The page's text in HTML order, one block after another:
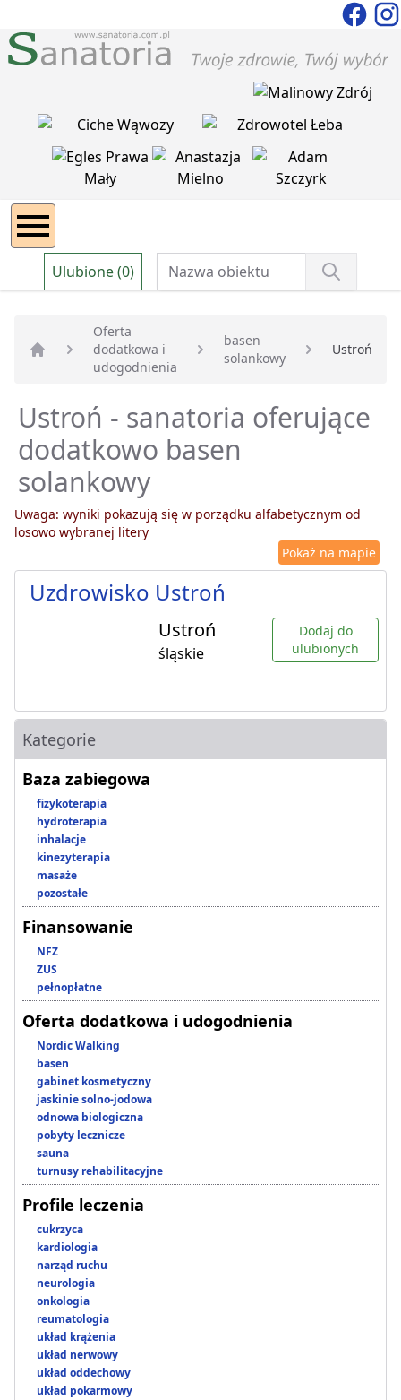
Ulubione (0)
Strona główna
Oferta
dodatkowa i
udogodnienia
basen
solankowy
Ustroń
Ustroń - sanatoria oferujące
dodatkowo basen
solankowy
Uwaga: wyniki pokazują się w porządku alfabetycznym od
losowo wybranej litery
Pokaż na mapie
Uzdrowisko Ustroń
Ustroń
śląskie
Dodaj do
ulubionych
Kategorie
Baza zabiegowa
fizykoterapia
hydroterapia
inhalacje
kinezyterapia
masaże
pozostałe
Finansowanie
NFZ
ZUS
pełnopłatne
Oferta dodatkowa i udogodnienia
Nordic Walking
basen
gabinet kosmetyczny
jaskinie solno-jodowa
odnowa biologiczna
pobyty lecznicze
sauna
turnusy rehabilitacyjne
Profile leczenia
cukrzyca
kardiologia
narząd ruchu
neurologia
onkologia
reumatologia
układ krążenia
układ nerwowy
układ oddechowy
układ pokarmowy